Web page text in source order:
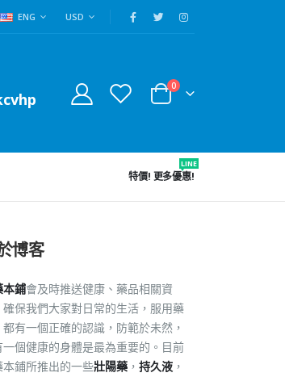
ENG USD
0
特價! 更多優惠!
LINE
博客
本鋪會及時推送健康、藥品相關資
確保我們大家對日常的生活，服用藥
有一個正確的認識，防範於未然，
一個健康的身體是最為重要的。目前
本鋪所推出的一些壯陽藥 ， 持久液 ，